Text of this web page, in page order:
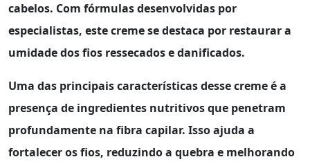
cabelos. Com fórmulas desenvolvidas por
especialistas, este creme se destaca por restaurar a
umidade dos fios ressecados e danificados.
Uma das principais características desse creme é a
presença de ingredientes nutritivos que penetram
profundamente na fibra capilar. Isso ajuda a
fortalecer os fios, reduzindo a quebra e melhorando